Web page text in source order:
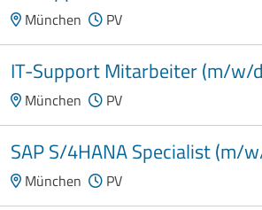
München PV
IT-Support Mitarbeiter (m/w/
München PV
SAP S/4HANA Specialist (m/
München PV